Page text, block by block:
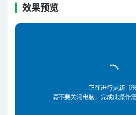
效果预览